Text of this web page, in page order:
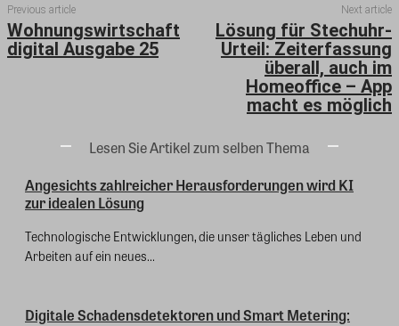
Previous article
Wohnungswirtschaft
digital Ausgabe 25
Next article
Lösung für Stechuhr-
Urteil: Zeiterfassung
überall, auch im
Homeoffice – App
macht es möglich
Lesen Sie Artikel zum selben Thema
Angesichts zahlreicher Herausforderungen wird KI
zur idealen Lösung
Technologische Entwicklungen, die unser tägliches Leben und
Arbeiten auf ein neues...
Digitale Schadensdetektoren und Smart Metering: